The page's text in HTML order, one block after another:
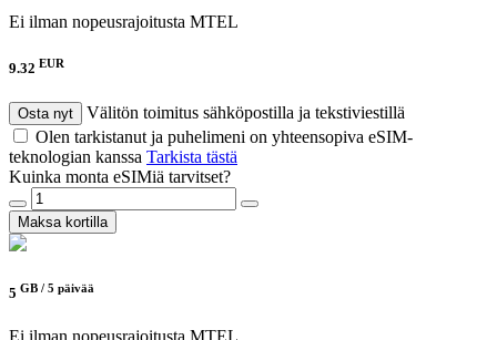
Ei ilman nopeusrajoitusta MTEL
9.32 EUR
Osta nyt
Välitön toimitus sähköpostilla ja tekstiviestillä
Olen tarkistanut ja puhelimeni on yhteensopiva eSIM-
teknologian kanssa Tarkista tästä
Kuinka monta eSIMiä tarvitset?
Maksa kortilla
5 GB / 5 päivää